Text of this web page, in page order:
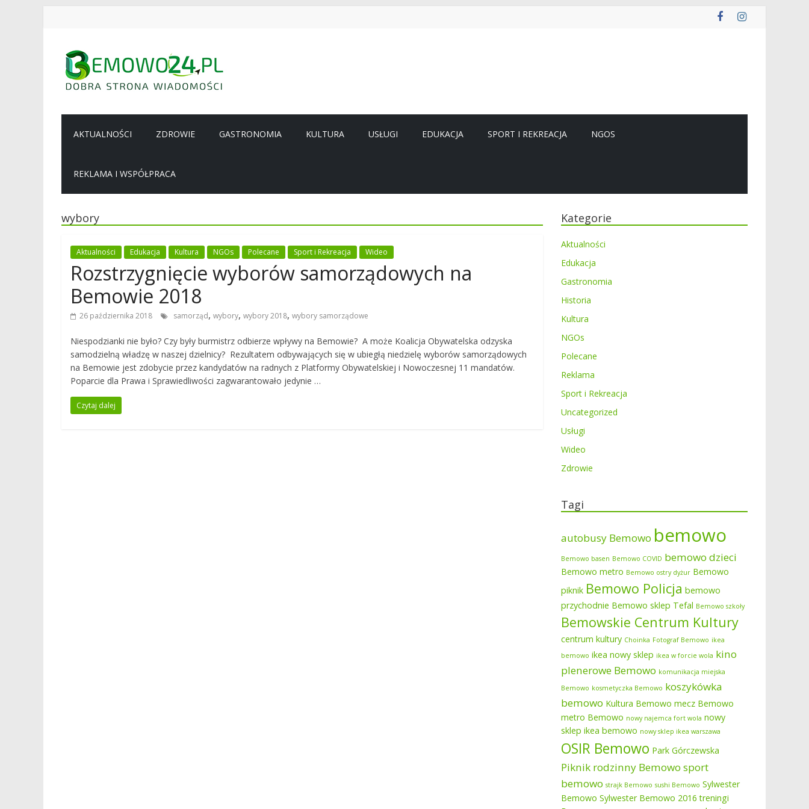
BEMOWO24
Bemowa
AKTUALNOŚCI ZDROWIE GASTRONOMIA KULTURA USŁUGI EDUKACJA SPORT I REKREACJA NGOS
REKLAMA I WSPÓŁPRACA
wybory
Aktualności Edukacja Kultura NGOs Polecane Sport i Rekreacja Wideo
Rozstrzygnięcie wyborów samorządowych na
Bemowie 2018
26 października 2018 samorząd, wybory, wybory 2018, wybory samorządowe
Niespodzianki nie było? Czy były burmistrz odbierze wpływy na Bemowie? A może Koalicja Obywatelska odzyska
samodzielną władzę w naszej dzielnicy? Rezultatem odbywających się w ubiegłą niedzielę wyborów samorządowych
na Bemowie jest zdobycie przez kandydatów na radnych z Platformy Obywatelskiej i Nowoczesnej 11 mandatów.
Poparcie dla Prawa i Sprawiedliwości zagwarantowało jedynie …
Czytaj dalej
Kategorie
Aktualności
Edukacja
Gastronomia
Historia
Kultura
NGOs
Polecane
Reklama
Sport i Rekreacja
Uncategorized
Usługi
Wideo
Zdrowie
Tagi
autobusy Bemowo bemowo
Bemowo basen Bemowo COVID bemowo dzieci
Bemowo metro Bemowo ostry dyżur Bemowo
piknik Bemowo Policja bemowo
przychodnie Bemowo sklep Tefal Bemowo szkoły
Bemowskie Centrum Kultury
centrum kultury Choinka Fotograf Bemowo ikea
bemowo ikea nowy sklep ikea w forcie wola kino
plenerowe Bemowo komunikacja miejska
Bemowo kosmetyczka Bemowo koszykówka
bemowo Kultura Bemowo mecz Bemowo
metro Bemowo nowy najemca fort wola nowy
sklep ikea bemowo nowy sklep ikea warszawa
OSIR Bemowo Park Górczewska
Piknik rodzinny Bemowosport
bemowo strajk Bemowo sushi Bemowo Sylwester
Bemowo Sylwester Bemowo 2016 treningi